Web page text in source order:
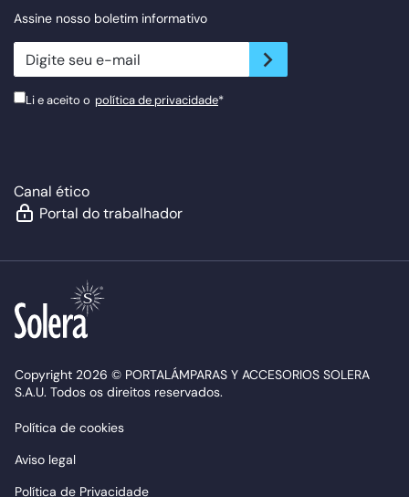
Assine nosso boletim informativo
newsletter.suscribe
Li e aceito o política de privacidade*
Canal ético
Portal do trabalhador
Copyright 2026 © PORTALÁMPARAS Y ACCESORIOS SOLERA
S.A.U. Todos os direitos reservados.
Política de cookies
Aviso legal
Política de Privacidade